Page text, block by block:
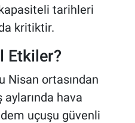
tarihleri
kritiktir.
Etkiler?
Nisan ortasından
aylarında hava
uçuşu güvenli